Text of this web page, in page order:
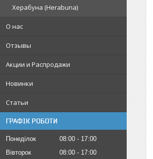
Херабуна (Herabuna)
О нас
Отзывы
Акции и Распродажи
Новинки
Статьи
ГРАФІК РОБОТИ
Понеділок 08:00
17:00
Вівторок
08:00
17:00